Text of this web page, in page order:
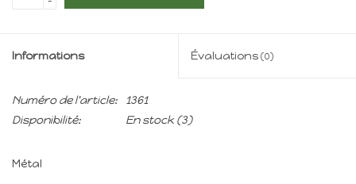
Informations Évaluations (0)
Numéro de l'article:
1361
Disponibilité:
En stock (3)
Métal